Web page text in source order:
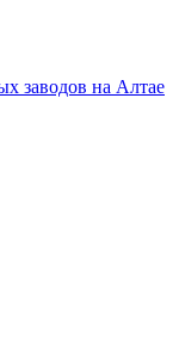
заводов на Алтае